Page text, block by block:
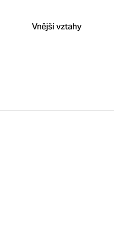
Vnější vztahy